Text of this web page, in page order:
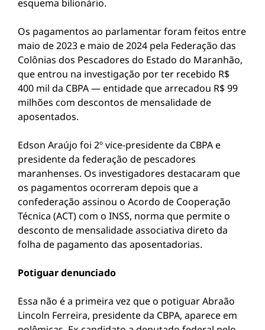
esquema bilionário.
Os pagamentos ao parlamentar foram feitos entre
maio de 2023 e maio de 2024 pela Federação das
Colônias dos Pescadores do Estado do Maranhão,
que entrou na investigação por ter recebido R$
400 mil da CBPA — entidade que arrecadou R$ 99
milhões com descontos de mensalidade de
aposentados.
Edson Araújo foi 2º vice-presidente da CBPA e
presidente da federação de pescadores
maranhenses. Os investigadores destacaram que
os pagamentos ocorreram depois que a
confederação assinou o Acordo de Cooperação
Técnica (ACT) com o INSS, norma que permite o
desconto de mensalidade associativa direto da
folha de pagamento das aposentadorias.
Potiguar denunciado
Essa não é a primeira vez que o potiguar Abraão
Lincoln Ferreira, presidente da CBPA, aparece em